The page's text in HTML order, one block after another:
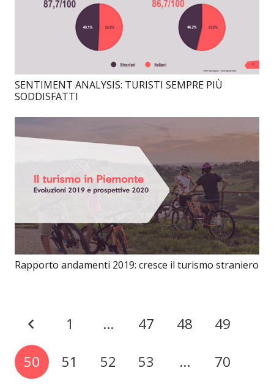
SENTIMENT ANALYSIS: TURISTI SEMPRE PIÙ
SODDISFATTI
Rapporto andamenti 2019: cresce il turismo straniero
1 … 47 48 49
50 51 52 53 … 70